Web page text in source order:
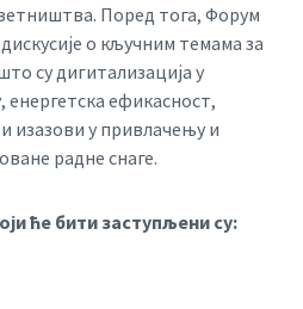
Поред тога, Форум
о кључним темама за
су дигитализација у
ефикасност,
изазови у привлачењу и
радне снаге.
ће бити заступљени су: